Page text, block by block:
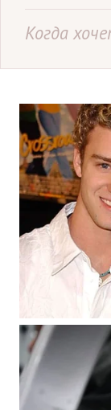
Когда